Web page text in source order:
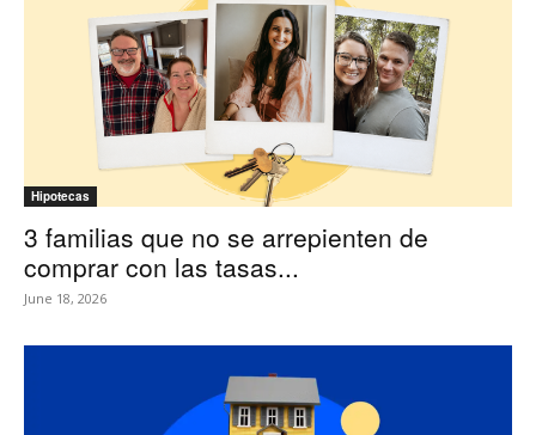
Hipotecas
3 familias que no se arrepienten de
comprar con las tasas...
June 18, 2026